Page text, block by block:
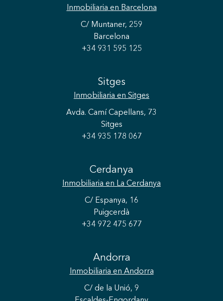
Inmobiliaria en Barcelona
C/ Muntaner, 259
Barcelona
+34 931 595 125
Sitges
Inmobiliaria en Sitges
Avda. Camí Capellans, 73
Sitges
+34 935 178 067
Cerdanya
Inmobiliaria en La Cerdanya
C/ Espanya, 16
Puigcerdà
+34 972 475 677
Andorra
Inmobiliaria en Andorra
C/ de la Unió, 9
Guardar configuración